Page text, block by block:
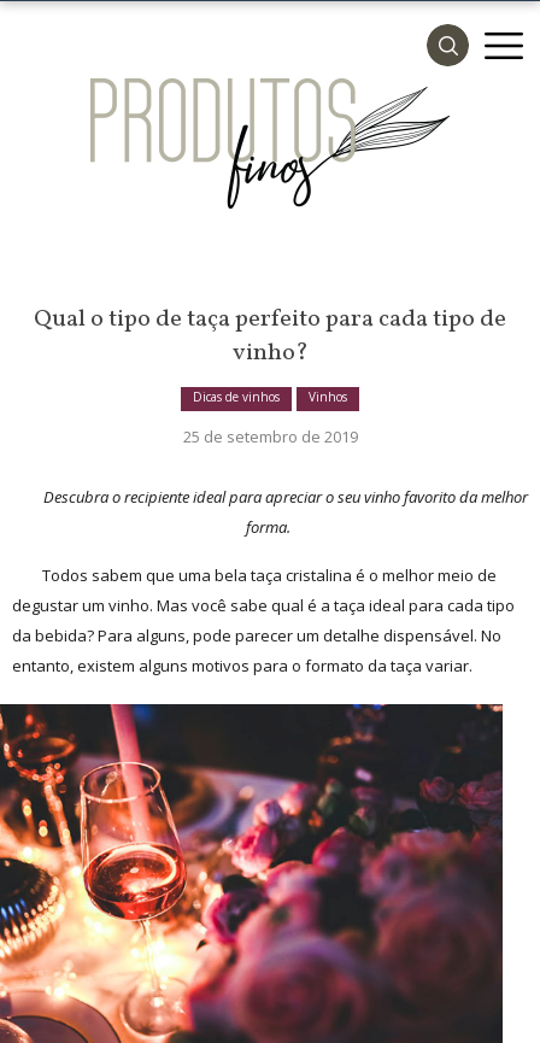
Qual o tipo de taça perfeito para cada tipo de
vinho?
Dicas de vinhos Vinhos
25 de setembro de 2019
Descubra o recipiente ideal para apreciar o seu vinho favorito da melhor
forma.
Todos sabem que uma bela taça cristalina é o melhor meio de
degustar um vinho. Mas você sabe qual é a taça ideal para cada tipo
da bebida? Para alguns, pode parecer um detalhe dispensável. No
entanto, existem alguns motivos para o formato da taça variar.